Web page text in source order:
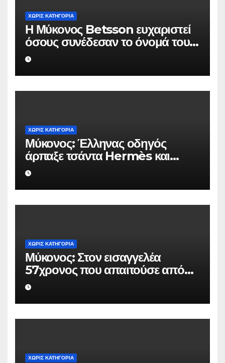
ΧΩΡΊΣ ΚΑΤΗΓΟΡΊΑ
Η Μύκονος Betsson ευχαριστεί
όσους συνέδεσαν το όνομά τους
με την ιστορική χρονιά
ΧΩΡΊΣ ΚΑΤΗΓΟΡΊΑ
Μύκονος: Έλληνας οδηγός
άρπαξε τσάντα Hermès και
Rolex αξίας 75.000 ευρώ από
Ουκρανό τουρίστα
ΧΩΡΊΣ ΚΑΤΗΓΟΡΊΑ
Μύκονος: Στον εισαγγελέα
57χρονος που απαιτούσε από
επιχειρηματία 80.000 ευρώ για
να μην κάνει καταγγελίες σε
βάρος του
ΧΩΡΊΣ ΚΑΤΗΓΟΡΊΑ